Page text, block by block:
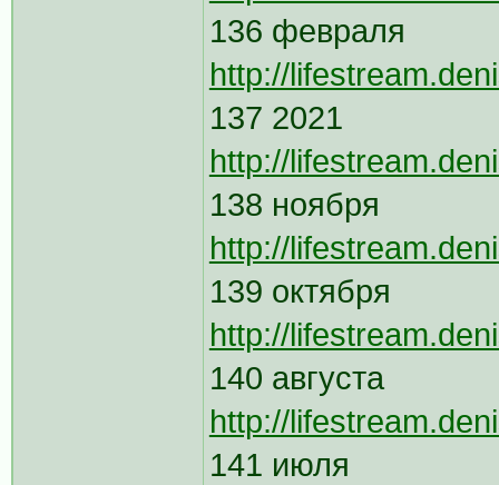
136 февраля
http://
137 2021
http://
138 ноября
http://
139 октября
http://
140 августа
http://
141 июля